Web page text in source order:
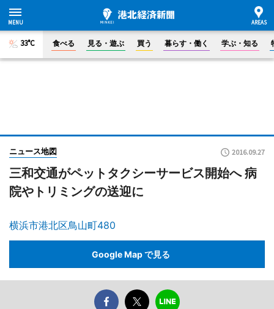
33°C 食べる 見る・遊ぶ 買う 暮らす・働く 学ぶ・知る
ニュース地図 2016.09.27
三和交通がペットタクシーサービス開始へ 病
院やトリミングの送迎に
横浜市港北区鳥山町480
Google Map で見る